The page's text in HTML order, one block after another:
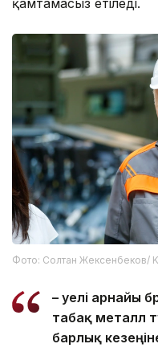
қамтамасыз етіледі.
Фото: Солтан Жексенбеков/
– Әуелі арнайы
табақ металл
барлық